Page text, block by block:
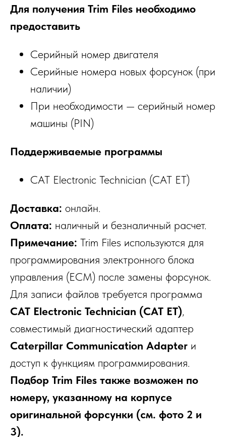
Для получения Trim Files необходимо
предоставить
Серийный номер двигателя
Серийные номера новых форсунок (при
наличии)
При необходимости — серийный номер
машины (PIN)
Поддерживаемые программы
CAT Electronic Technician (CAT ET)
Доставка: онлайн.
Оплата: наличный и безналичный расчет.
Примечание: Trim Files используются для
программирования электронного блока
управления (ECM) после замены форсунок.
Для записи файлов требуется программа
CAT Electronic Technician (CAT ET),
совместимый диагностический адаптер
Caterpillar Communication Adapter и
доступ к функциям программирования.
Подбор Trim Files также возможен по
номеру, указанному на корпусе
оригинальной форсунки (см. фото 2 и
3).